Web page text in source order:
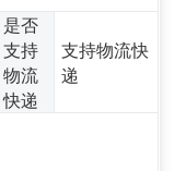
是否
支持
物流
快递
支持物流快
递